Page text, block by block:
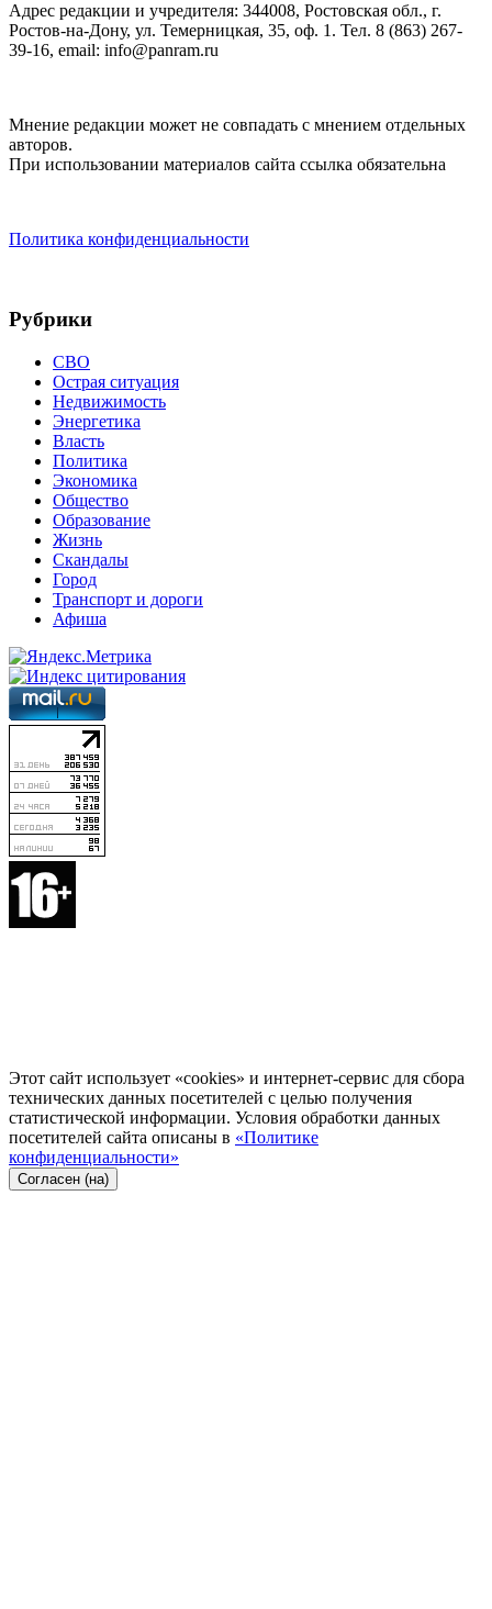
Адрес редакции и учредителя: 344008, Ростовская обл., г.
Ростов-на-Дону, ул. Темерницкая, 35, оф. 1. Тел. 8 (863) 267-
39-16, email: info@panram.ru
Мнение редакции может не совпадать с мнением отдельных
авторов.
При использовании материалов сайта ссылка обязательна
Политика конфиденциальности
Рубрики
СВО
Острая ситуация
Недвижимость
Энергетика
Власть
Политика
Экономика
Общество
Образование
Жизнь
Скандалы
Город
Транспорт и дороги
Афиша
Этот сайт использует «cookies» и интернет-сервис для сбора
технических данных посетителей с целью получения
статистической информации. Условия обработки данных
посетителей сайта описаны в «Политике
конфиденциальности»
Согласен (на)